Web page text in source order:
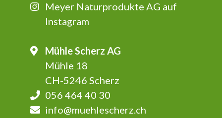
Meyer Naturprodukte AG auf
Instagram
Mühle Scherz AG
Mühle 18
CH-5246 Scherz
056 464 40 30
info@muehlescherz.ch